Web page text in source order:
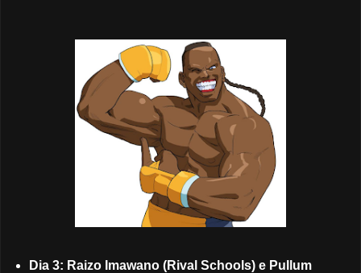
Dia 3: Raizo Imawano (Rival Schools) e Pullum